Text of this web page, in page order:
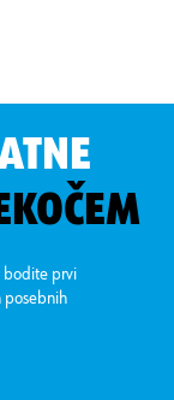
bodite prvi
posebnih